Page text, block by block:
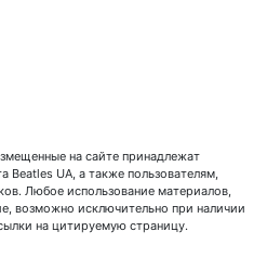
на сайте принадлежат
Beatles UA, а также пользователям,
Любое использование материалов,
возможно исключительно при наличии
на цитируемую страницу.